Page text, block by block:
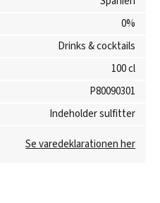
0%
Drinks & cocktails
100 cl
P80090301
Indeholder sulfitter
Se varedeklarationen her